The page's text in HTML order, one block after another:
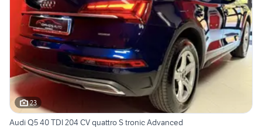
23
Audi Q5 40 TDI 204 CV quattro S tronic Advanced